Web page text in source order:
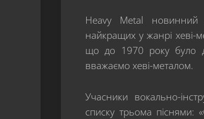
Heavy Metal новинний
найкращих у жанрі
що до 1970 року було
вважаємо хеві-металом.
Учасники вокально-
списку трьома піснями: